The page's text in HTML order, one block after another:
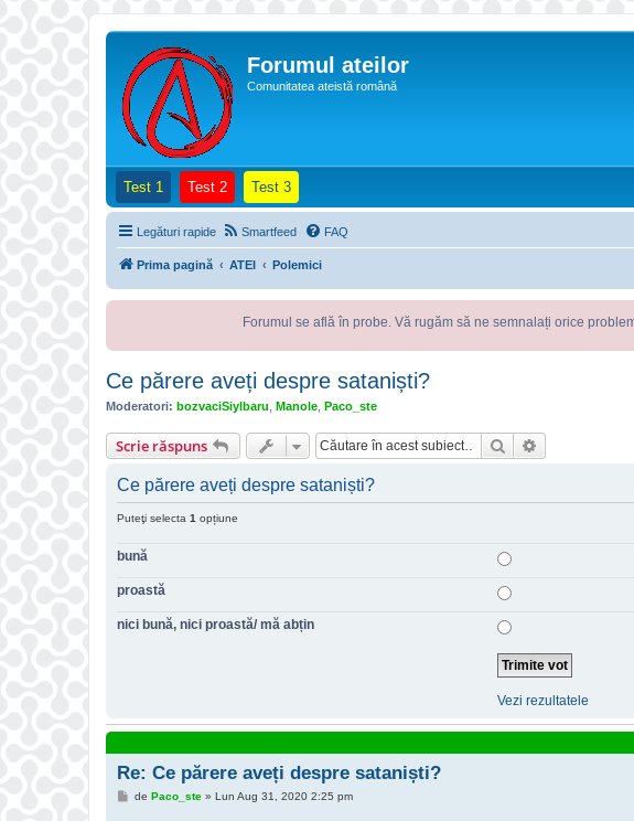
Forumul ateilor
Comunitatea ateistă română
Test 1 (Opens a new tab)
Test 2(Opens a new tab)
Test 3(Opens a new tab)
Legături rapide Smartfeed FAQ
Prima pagină ATEI Polemici
Forumul se află în probe. Vă rugăm să ne semnalați orice problemă întîmpinați.
Ce părere aveți despre sataniști?
Moderatori: bozvaciSiylbaru Manole Paco_ste
Scrie răspuns Căutare
Ce părere aveți despre sataniști?
Puteţi selecta 1 opțiune
bună
proastă
nici bună, nici proastă/ mă abțin
Vezi rezultatele
Re: Ce părere aveți despre sataniști?
Mde Paco_ste» Lun Aug 31, 2020 2:25 pm